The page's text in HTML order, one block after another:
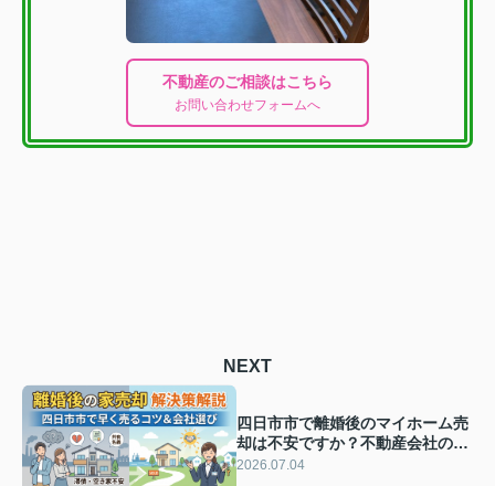
不動産のご相談はこちら
お問い合わせフォームへ
NEXT
四日市市で離婚後のマイホーム売
却は不安ですか？不動産会社の選
び方と早期売却のコツを解説
2026.07.04